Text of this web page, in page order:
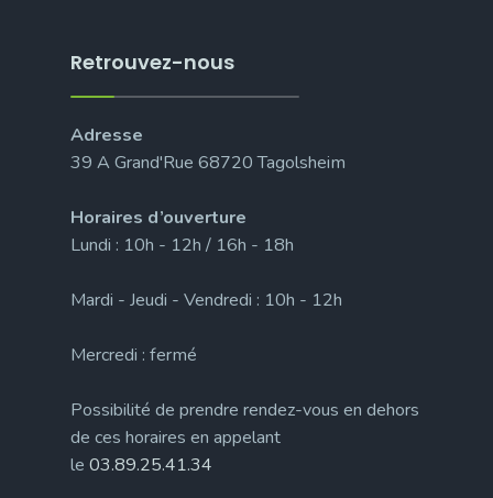
Retrouvez-nous
Adresse
39 A Grand'Rue 68720 Tagolsheim
Horaires d’ouverture
Lundi : 10h - 12h / 16h - 18h
Mardi - Jeudi - Vendredi : 10h - 12h
Mercredi : fermé
Possibilité de prendre rendez-vous en dehors
de ces horaires en appelant
le 03.89.25.41.34